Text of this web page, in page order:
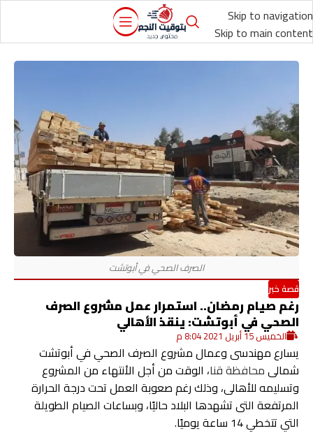
Skip to navigation
Skip to main content
قصة خبر
رغم صيام رمضان.. استمرار عمل مشروع الصرف
الصحي في أبوتشت: ينقذ الأهالي
الخميس 15 أبريل 2021 8:04 م
يسارع مهندسى وعمال مشروع الصرف الصحي في أبوتشت
شمالىمحافظة قنا، الوقت من أجل الأنتهاء من المشروع
وتسليمه للأهالى، وذلك رغم صعوبة العمل تحت درجة الحرارة
المرتفعة التى تشهدها البلاد حاليًا، وبساعات الصيام الطويلة
التي تتخطي 14 ساعة يوميًا.